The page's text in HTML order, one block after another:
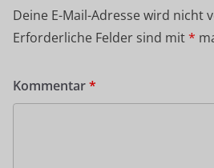
Deine E-Mail-Adresse wird nicht
Erforderliche Felder sind mit*
Kommentar*